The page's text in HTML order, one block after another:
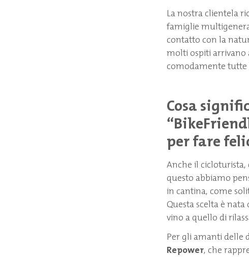
La nostra clientela
famiglie
contatto con la
molti ospiti arrivano
comodamente tutte
Cosa
per fare
Anche il cicloturista,
questo abbiamo
in cantina, come
Questa scelta è
vino a quello di
Per gli amanti delle
Repower, che